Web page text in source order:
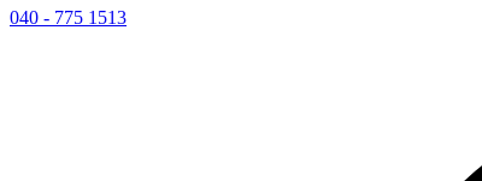
040 - 775 1513